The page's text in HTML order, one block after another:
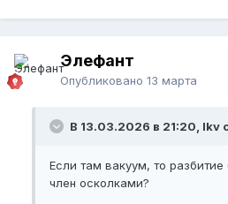
Элефант
Опубликовано 13 марта
В 13.03.2026 в 21:20, lkv
Если там вакуум, то
член осколками?